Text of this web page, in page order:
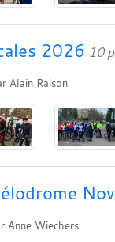
2026 10
Alain Raison
Anne Wiechers